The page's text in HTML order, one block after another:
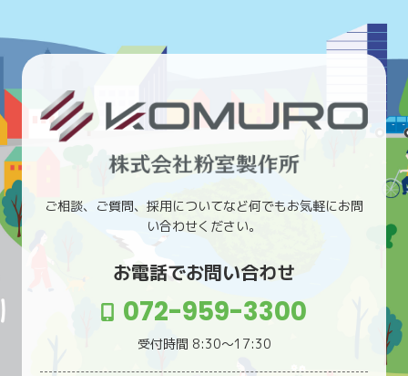
ご相談、ご質問、採用についてなど何でもお気軽にお問
い合わせください。
お電話でお問い合わせ
072-959-3300
受付時間 8:30〜17:30